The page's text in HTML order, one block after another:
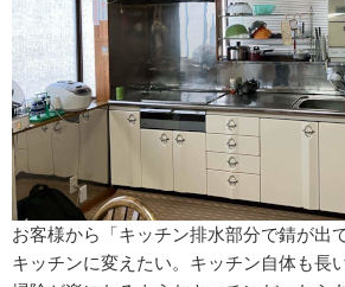
お客様から「キッチン排水部分で錆が出
キッチンに変えたい。キッチン自体も長